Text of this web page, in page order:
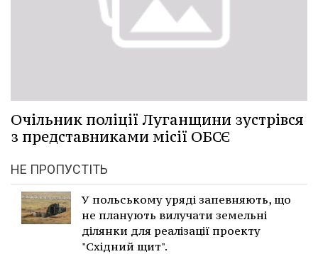
Очільник поліції Луганщини зустрівся
з представниками місії ОБСЄ
НЕ ПРОПУСТІТЬ
У польському уряді запевняють, що
не планують вилучати земельні
ділянки для реалізації проекту
"Східний щит".